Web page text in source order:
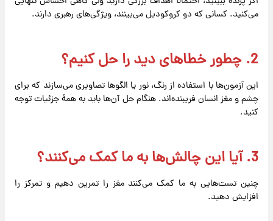
می‌کنید. کسانی که دو کروکودیل می‌بینند، ویژگی‌های رهبری دارند.
2. چطور خطاهای دید را حل کنیم؟
این آزمون‌ها با استفاده از رنگ، نور یا الگوها تصاویری می‌سازند که برای
چشم و مغز انسان فریبنده‌اند. هنگام حل آن‌ها باید به همهٔ جزئیات توجه
کنید.
چنین تست‌هایی به ما کمک می‌کنند مغز را تمرین دهیم و تمرکز را
افزایش دهید.